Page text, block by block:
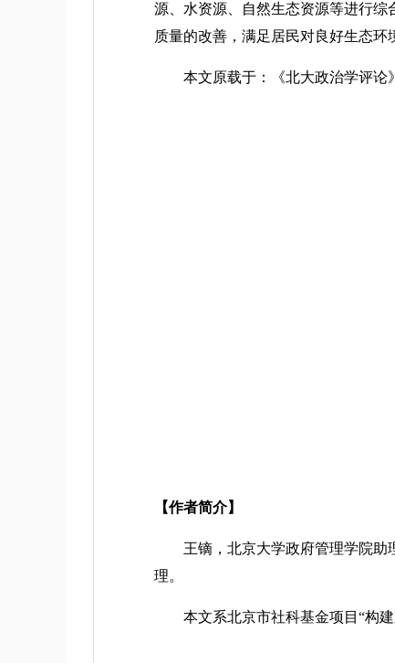
源、水资源、自然生态资源等进行
质量的改善，满足居民对良好生态环
本文原载于：《北大政治学评论》
【作者简介】
王镝，北京大学政府管理学院助理
理。
本文系北京市社科基金项目“构建